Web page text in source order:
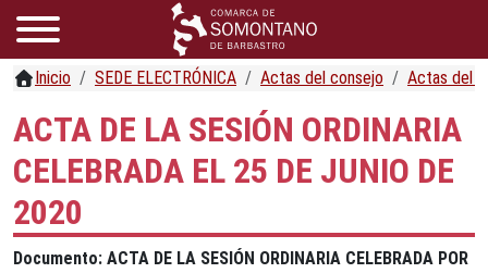
Inicio SEDE ELECTRÓNICA Actas del consejo Actas del
ACTA DE LA SESIÓN ORDINARIA
CELEBRADA EL 25 DE JUNIO DE
2020
Documento: ACTA DE LA SESIÓN ORDINARIA CELEBRADA POR